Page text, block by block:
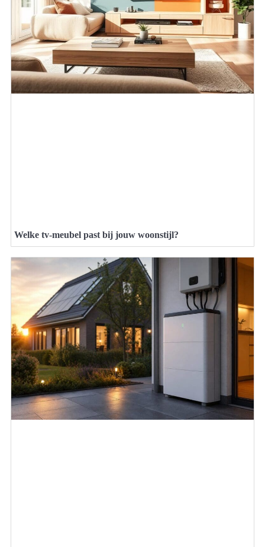
Welke tv-meubel past bij jouw woonstijl?